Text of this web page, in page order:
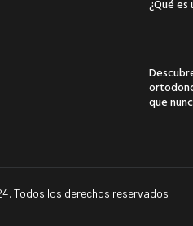
¿Qué
que
Todos los derechos reservados